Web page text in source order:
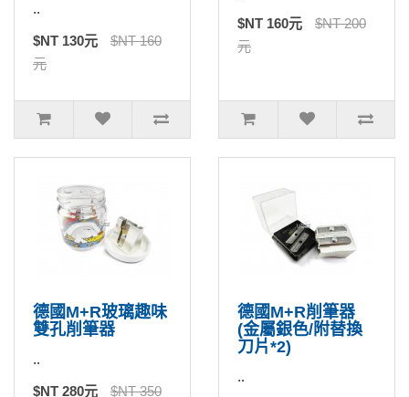
..
$NT 130元
$NT 160
元
$NT 160元
$NT 200
元
德國M+R玻璃趣味
雙孔削筆器
..
$NT 280元 $NT 350
德國M+R削筆器
(金屬銀色/附替換
刀片*2)
..